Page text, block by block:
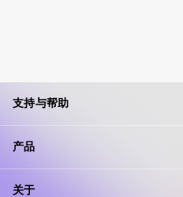
支持与帮助
产品
关于